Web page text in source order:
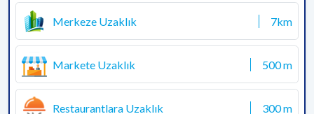
Merkeze Uzaklık 7km
Markete Uzaklık 500 m
Restaurantlara Uzaklık 300 m